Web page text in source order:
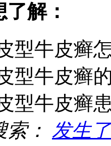
解：
型牛皮癣
型牛皮癣
型牛皮癣
： 发生